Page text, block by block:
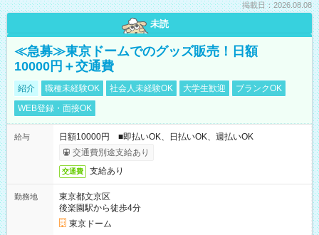
掲載日：2026.08.08
未読
≪急募≫東京ドームでのグッズ販売！日額
10000円＋交通費
紹介 職種未経験OK 社会人未経験OK 大学生歓迎
ブランクOK
WEB登録・面接OK
給与
日額10000円 ■即払いOK、日払いOK、週払いOK
交通費別途支給あり
交通費 支給あり
勤務地
東京都文京区
後楽園駅から徒歩4分
東京ドーム